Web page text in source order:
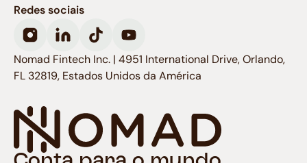
Redes sociais
Nomad Fintech Inc. | 4951 International Drive, Orlando,
FL 32819, Estados Unidos da América